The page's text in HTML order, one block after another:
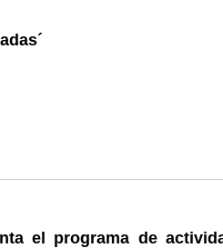
el programa de